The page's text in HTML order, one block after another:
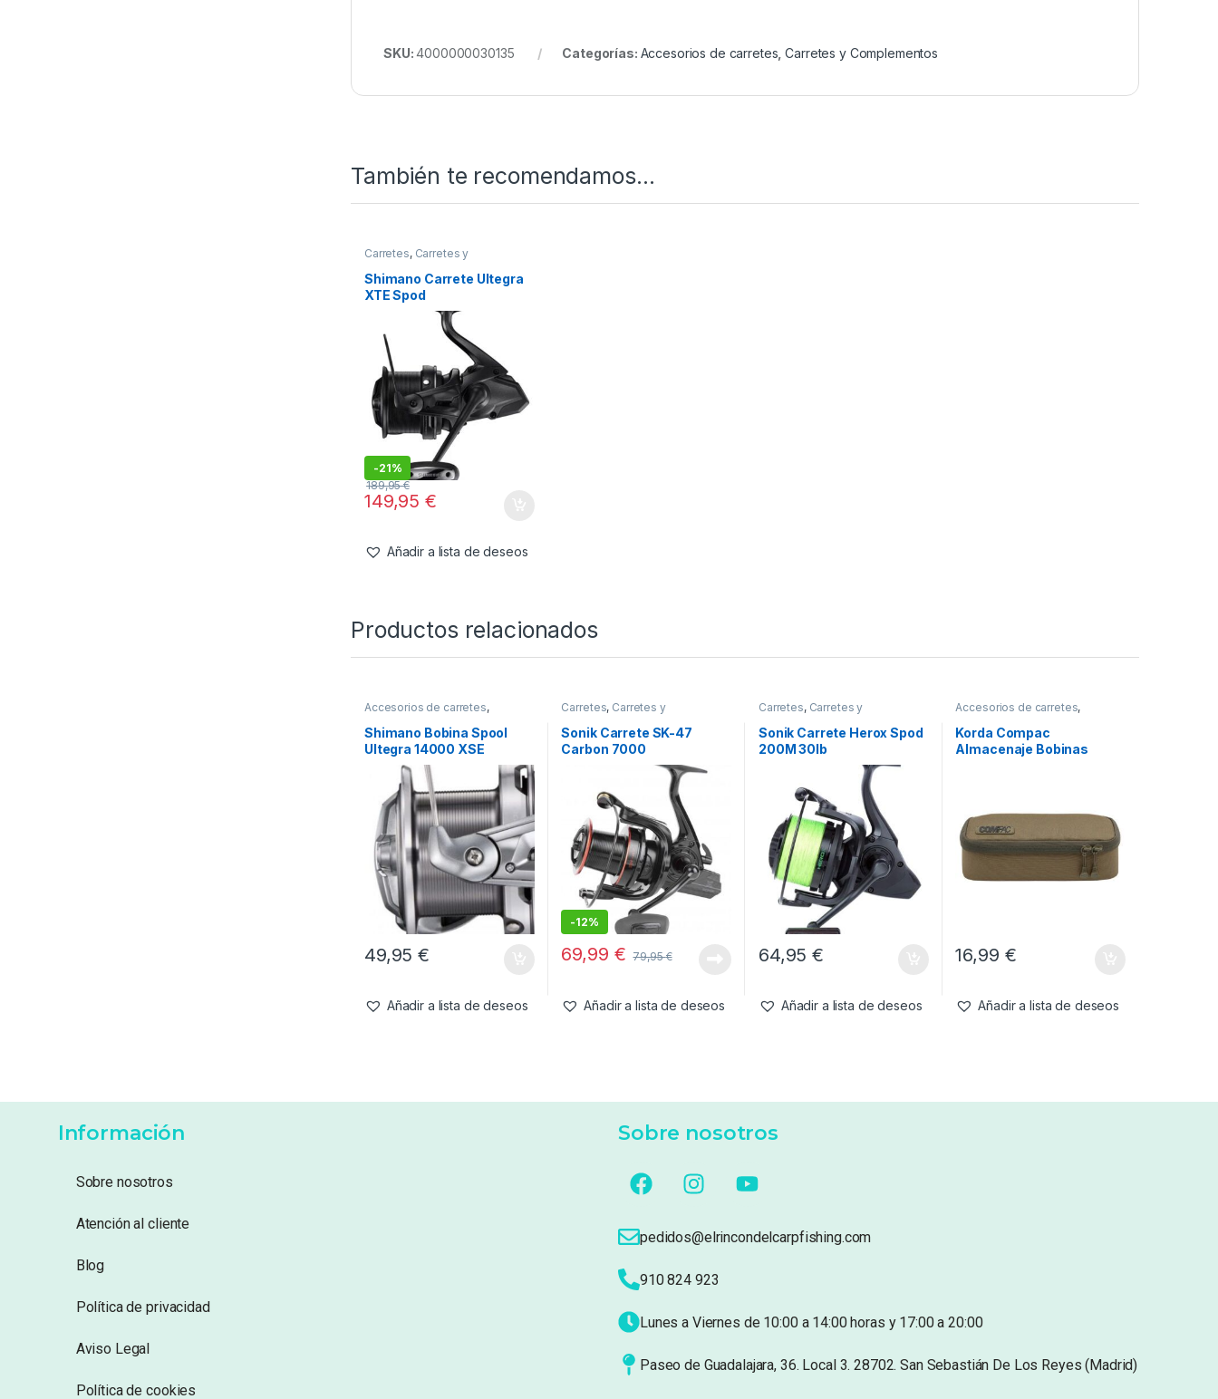
SKU:4000000030135 Categorías: Accesorios de carretes ,Carretes y Complementos
También te recomendamos…
Carretes, Carretes y
Shimano Carrete Ultegra
XTE Spod
-21%
149,95€
189,95€
Añadir a lista de deseos
Productos relacionados
Accesorios de carretes,
Shimano Bobina Spool
Ultegra 14000 XSE
49,95€
Añadir a lista de deseos
Carretes, Carretes y
Sonik Carrete SK-47
Carbon 7000
-12%
69,99 € 79,95€
Añadir a lista de deseos
Carretes, Carretes y
Sonik Carrete Herox Spod
200M 30lb
64,95€
Añadir a lista de deseos
Accesorios de carretes,
Korda Compac
Almacenaje Bobinas
16,99 €
Añadir a lista de deseos
Información
Sobre nosotros
Atención al cliente
Blog
Política de privacidad
Aviso Legal
Política de cookies
Sobre nosotros
pedidos@elrincondelcarpfishing.com
910 824 923
Lunes a Viernes de 10:00 a 14:00 horas y 17:00 a 20:00
Paseo de Guadalajara, 36. Local 3. 28702. San Sebastián De Los Reyes (Madrid)